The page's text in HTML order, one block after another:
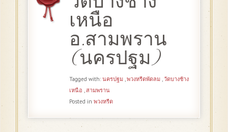
เหนือ
อ.สามพราน
(นครปฐม)
Tagged with: นครปฐม พวงหรีดพัดลม วัดบางช้าง
เหนือ สามพราน
Posted in พวงหรีด